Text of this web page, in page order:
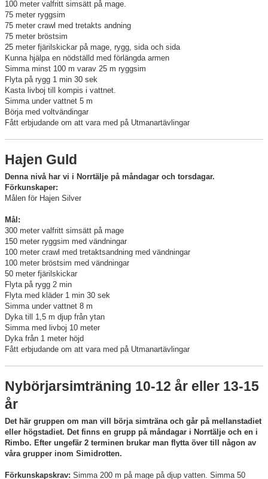
100 meter valfritt simsätt på mage.
75 meter ryggsim
75 meter crawl med tretakts andning
75 meter bröstsim
25 meter fjärilskickar på mage, rygg, sida och sida
Kunna hjälpa en nödställd med förlängda armen
Simma minst 100 m varav 25 m ryggsim
Flyta på rygg 1 min 30 sek
Kasta livboj till kompis i vattnet.
Simma under vattnet 5 m
Börja med voltvändingar
Fått erbjudande om att vara med på Utmanartävlingar
Hajen Guld
Denna nivå har vi i Norrtälje på måndagar och torsdagar.
Förkunskaper:
Målen för Hajen Silver
Mål:
300 meter valfritt simsätt på mage
150 meter ryggsim med vändningar
100 meter crawl med tretaktsandning med vändningar
100 meter bröstsim med vändningar
50 meter fjärilskickar
Flyta på rygg 2 min
Flyta med kläder 1 min 30 sek
Simma under vattnet 8 m
Dyka till 1,5 m djup från ytan
Simma med livboj 10 meter
Dyka från 1 meter höjd
Fått erbjudande om att vara med på Utmanartävlingar
Nybörjarsimträning 10-12 år eller 13-15
år
Det här gruppen om man vill börja simträna och går på mellanstadiet
eller högstadiet. Det finns en grupp på måndagar i Norrtälje och en i
Rimbo. Efter ungefär 2 terminen brukar man flytta över till någon av
våra grupper inom Simidrotten.
Förkunskapskrav: Simma 200 m på mage på djup vatten. Simma 50